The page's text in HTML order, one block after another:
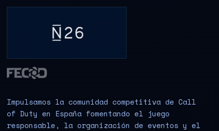
Impulsamos la comunidad competitiva de Call
of Duty en España fomentando el juego
responsable, la organización de eventos y el